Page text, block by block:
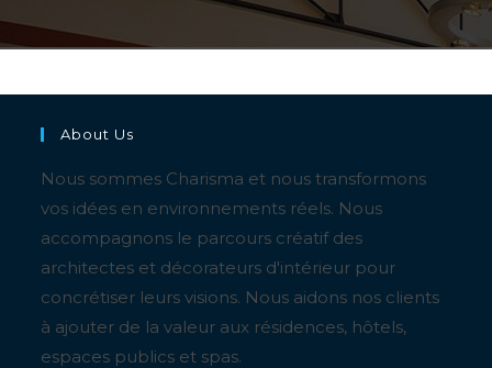
About Us
Nous sommes Charisma et nous transformons
vos idées en environnements réels. Nous
accompagnons le parcours créatif des
architectes et décorateurs d'intérieur pour
concrétiser leurs visions. Nous aidons nos clients
à ajouter de la valeur aux résidences, hôtels,
espaces publics et spas.